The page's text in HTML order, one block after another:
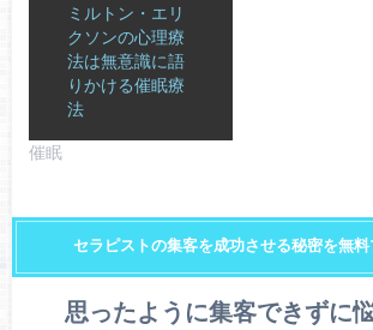
ミルトン・エリ
クソンの心理療
法は無意識に語
りかける催眠療
法
催眠
セラピストの集客を成功させる秘密を無料
思ったように集客できずに